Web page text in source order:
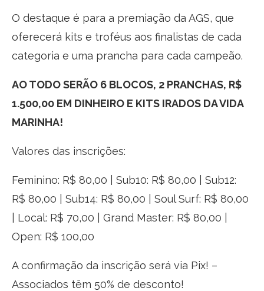
O destaque é para a premiação da AGS, que
oferecerá kits e troféus aos finalistas de cada
categoria e uma prancha para cada campeão.
AO TODO SERÃO 6 BLOCOS, 2 PRANCHAS, R$
1.500,00 EM DINHEIRO E KITS IRADOS DA VIDA
MARINHA!
Valores das inscrições:
Feminino: R$ 80,00 | Sub10: R$ 80,00 | Sub12:
R$ 80,00 | Sub14: R$ 80,00 | Soul Surf: R$ 80,00
| Local: R$ 70,00 | Grand Master: R$ 80,00 |
Open: R$ 100,00
A confirmação da inscrição será via Pix! –
Associados têm 50% de desconto!